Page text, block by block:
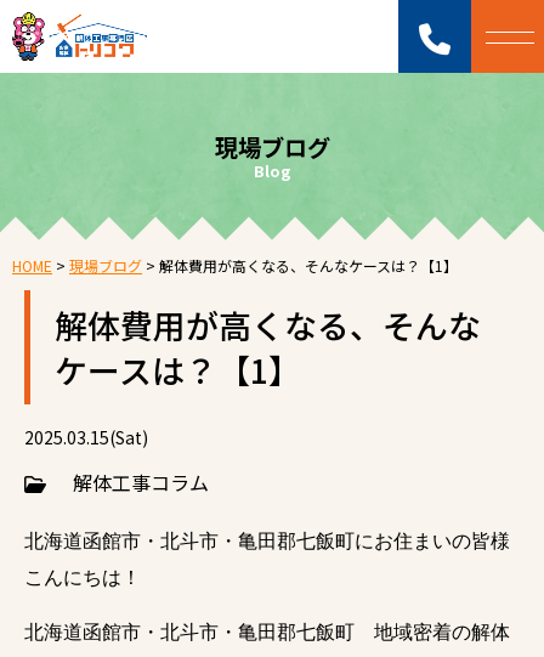
現場ブログ
Blog
HOME > 現場ブログ > 解体費用が高くなる、そんなケースは？【1】
解体費用が高くなる、そんな
ケースは？【1】
2025.03.15(Sat)
解体工事コラム
北海道函館市・北斗市・亀田郡七飯町にお住まいの皆様
こんにちは！
北海道函館市・北斗市・亀田郡七飯町 地域密着の解体